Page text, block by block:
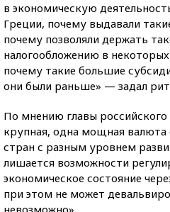
в экономическую
Греции, почему выдавали
почему позволяли держать
налогообложению в
почему такие большие
они были раньше» — задал
По мнению главы российского
крупная, одна мощная
стран с разным уровнем
лишается возможности
экономическое состояние
при этом не может
невозможно».